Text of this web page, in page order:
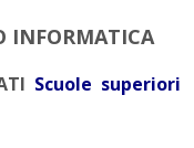
INFORMATICA
Scuole superiori